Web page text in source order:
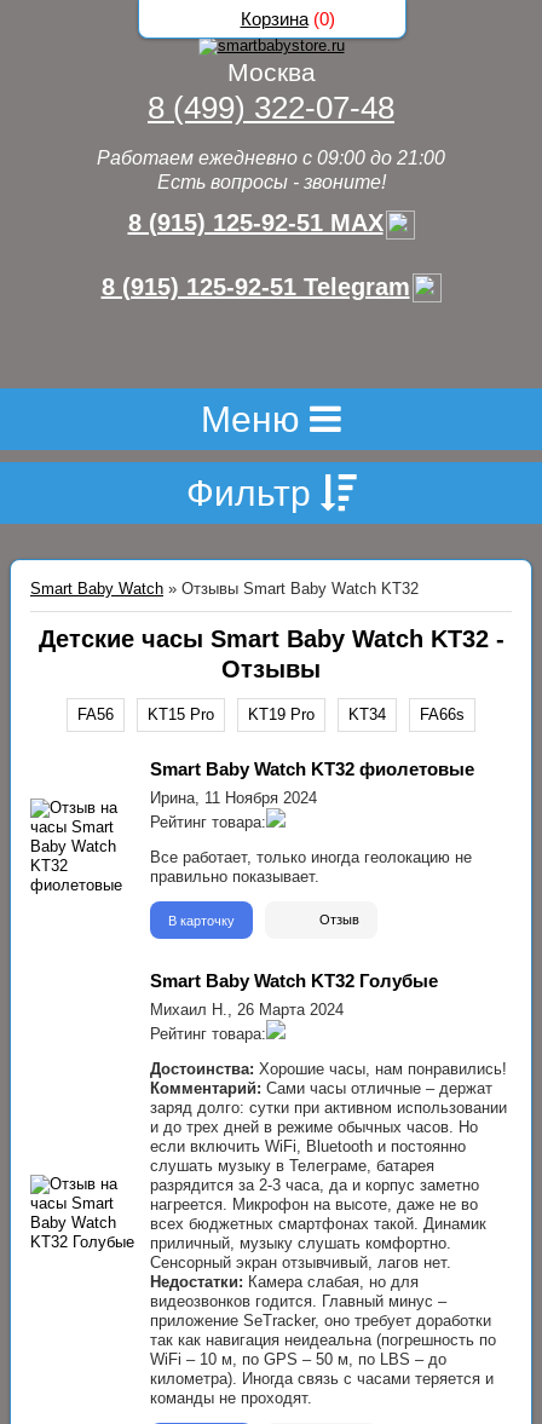
Москва
8 (499) 322-07-48
Работаем ежедневно с 09:00 до 21:00
Есть вопросы - звоните!
8 (915) 125-92-51 MAX
8 (915) 125-92-51 Telegram
Меню
Фильтр
Smart Baby Watch » Отзывы Smart Baby Watch KT32
Детские часы Smart Baby Watch KT32 -
Отзывы
FA56 KT15 Pro KT19 Pro KT34 FA66s
Smart Baby Watch KT32 фиолетовые
Ирина, 11 Ноября 2024
Рейтинг товара:
Все работает, только иногда геолокацию не
правильно показывает.
В карточку Отзыв
Smart Baby Watch KT32 Голубые
Михаил Н., 26 Марта 2024
Рейтинг товара:
Достоинства: Хорошие часы, нам понравились!
Комментарий: Сами часы отличные – держат
заряд долго: сутки при активном использовании
и до трех дней в режиме обычных часов. Но
если включить WiFi, Bluetooth и постоянно
слушать музыку в Телеграме, батарея
разрядится за 2-3 часа, да и корпус заметно
нагреется. Микрофон на высоте, даже не во
всех бюджетных смартфонах такой. Динамик
приличный, музыку слушать комфортно.
Сенсорный экран отзывчивый, лагов нет.
Недостатки: Камера слабая, но для
видеозвонков годится. Главный минус –
приложение SeTracker, оно требует доработки
так как навигация неидеальна (погрешность по
WiFi – 10 м, по GPS – 50 м, по LBS – до
километра). Иногда связь с часами теряется и
команды не проходят.
Корзина(0)